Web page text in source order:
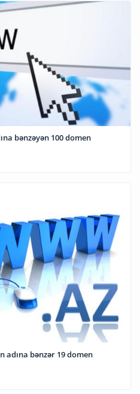
bənzəyən 100 domen
adına bənzər 19 domen